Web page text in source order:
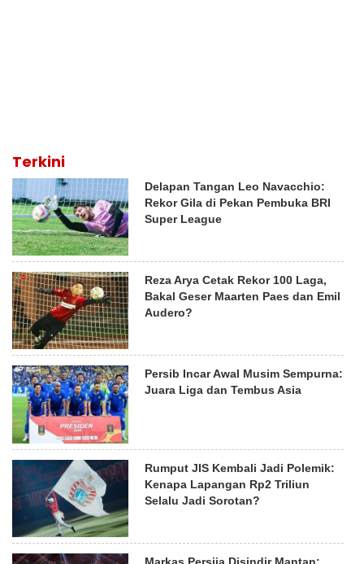
Terkini
Delapan Tangan Leo Navacchio:
Rekor Gila di Pekan Pembuka BRI
Super League
Reza Arya Cetak Rekor 100 Laga,
Bakal Geser Maarten Paes dan Emil
Audero?
Persib Incar Awal Musim Sempurna:
Juara Liga dan Tembus Asia
Rumput JIS Kembali Jadi Polemik:
Kenapa Lapangan Rp2 Triliun
Selalu Jadi Sorotan?
Markas Persija Disindir Mantan: